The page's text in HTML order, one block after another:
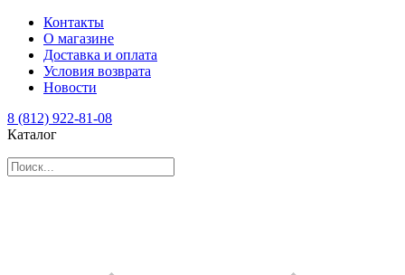
Контакты
О магазине
Доставка и оплата
Условия возврата
Новости
8 (812) 922-81-08
Каталог